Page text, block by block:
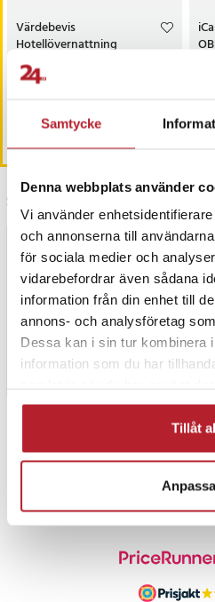
Samtycke
Denna webbplats använder
Vi använder
och annonserna till
för sociala medier och
vidarebefordrar även sådana
information från din enhet till
annons- och analysföretag
Dessa kan i sin tur kombinera
information som du har
Tillåt
Resvänlig - lätt och bärbar
Den kompakta designen och det
enkel att förvara i en ryggsäck
Värdebevis
Hotellövernattning
Pris:1 500 kr
1 500 kr
Köp
Senast besökta